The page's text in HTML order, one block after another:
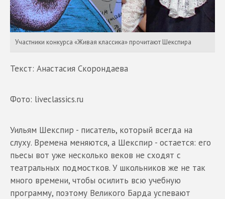
Участники конкурса «Живая классика» прочитают Шекспира
Текст: Анастасия Скорондаева
Фото: liveclassics.ru
Уильям Шекспир - писатель, который всегда на
слуху. Времена меняются, а Шекспир - остается: его
пьесы вот уже несколько веков не сходят с
театральных подмостков. У школьников же не так
много времени, чтобы осилить всю учебную
программу, поэтому Великого Барда успевают